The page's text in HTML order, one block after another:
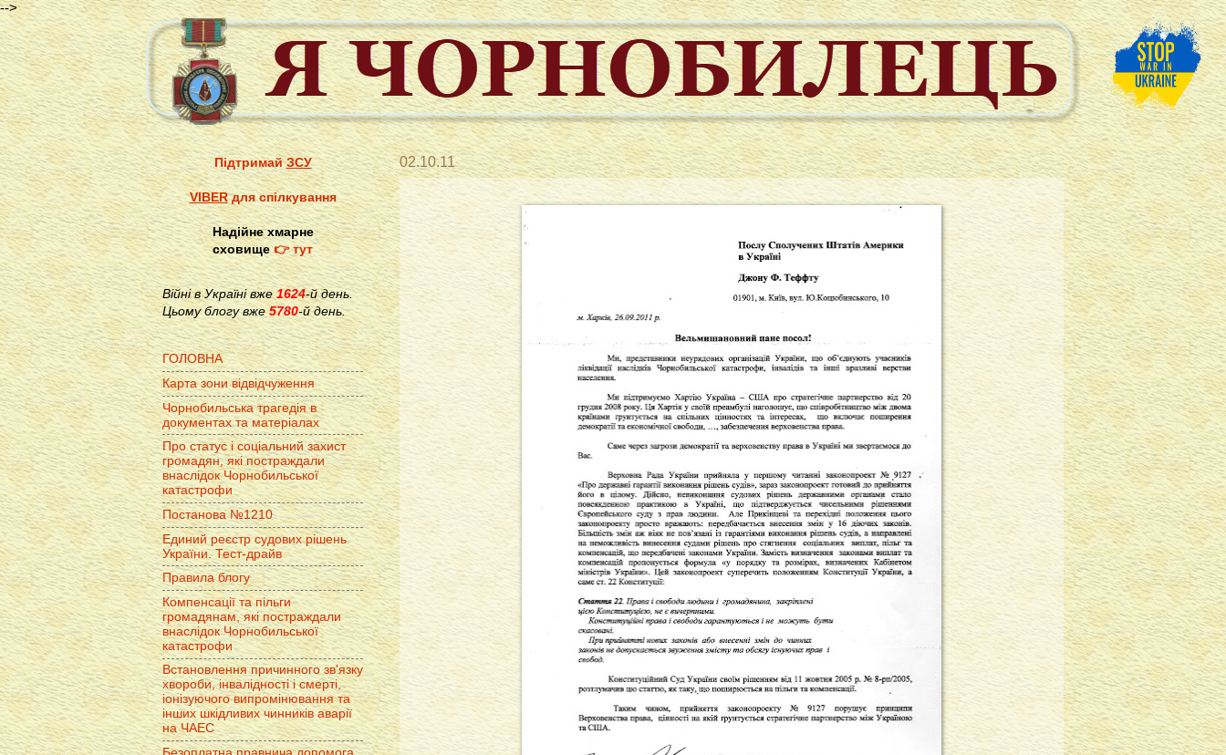
-->
02.10.11
ПідтримайЗСУ
VIBERдля спілкування
Надійне хмарне
сховище👉 тут
Війні в Україні вже1624-й день.
Цьому блогу вже 5780-й день.
ГОЛОВНА
Карта зони відвідчуження
Чорнобильська трагедія в
документах та матеріалах
Про статус і соціальний захист
громадян, які постраждали
внаслідок Чорнобильської
катастрофи
Постанова №1210
Единий реєстр судових рішень
України. Тест-драйв
Правила блогу
Компенсації та пільги
громадянам, які постраждали
внаслідок Чорнобильської
катастрофи
Встановлення причинного зв'язку
хвороби, інвалідності і смерті,
іонізуючого випромінювання та
інших шкідливих чинників аварії
на ЧАЕС